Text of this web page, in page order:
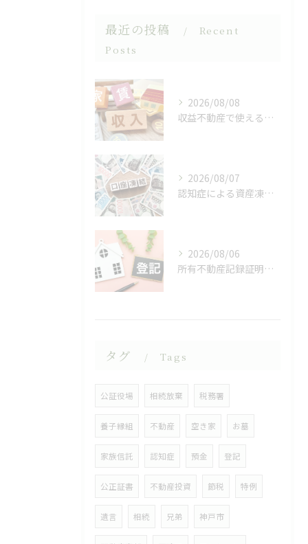
最近の投稿
Recent
Posts
2026/08/08
収益不動産で使える相続対策
2026/08/07
認知症による資産凍結（デッドロック）
2026/08/06
所有不動産記録証明制度
タグ Tags
公証役場 相続放棄 税務署
養子縁組 不動産 空き家 お墓
家族信託 認知症 預金 登記
公正証書 不動産投資 節税 特例
遺言 相続 兄弟 神戸市